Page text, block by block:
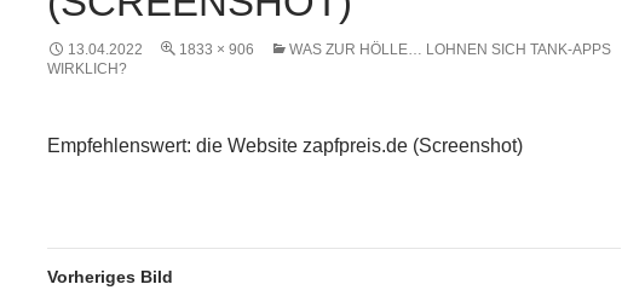
13.04.2022 1833 × 906
WAS ZUR HÖLLE… LOHNEN SICH TANK-APPS
WIRKLICH?
Empfehlenswert: die Website zapfpreis.de (Screenshot)
Vorheriges Bild